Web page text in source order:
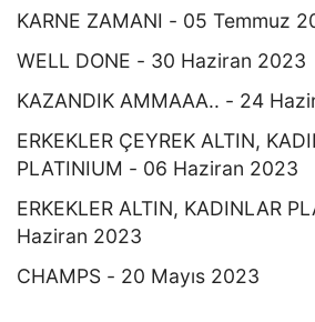
KARNE ZAMANI - 05 Temmuz
WELL DONE - 30 Haziran 2023
KAZANDIK AMMAAA.. - 24
ERKEKLER ÇEYREK ALTIN,
PLATINIUM - 06 Haziran 2023
ERKEKLER ALTIN, KADINLAR
Haziran 2023
CHAMPS - 20 Mayıs 2023